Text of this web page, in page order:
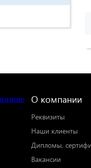
О компании
Реквизиты
Наши клиенты
Дипломы,
Вакансии